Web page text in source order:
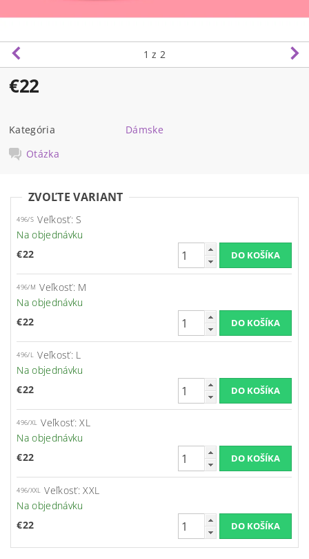
1 z 2
€22
Kategória
Dámske
Otázka
ZVOĽTE VARIANT
496/S Veľkosť: S
Na objednávku
€22
496/M Veľkosť: M
Na objednávku
€22
496/L Veľkosť: L
Na objednávku
€22
496/XL Veľkosť: XL
Na objednávku
€22
496/XXL Veľkosť: XXL
Na objednávku
€22